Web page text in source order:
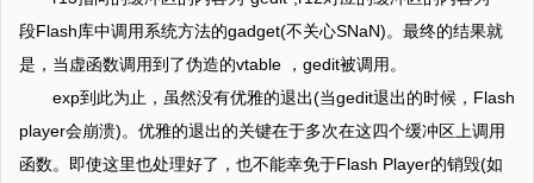
段Flash库中调用系统方法的gadget(不关心SNaN)。最终的结果就
是，当虚函数调用到了伪造的vtable ，gedit被调用。
exp到此为止，虽然没有优雅的退出(当gedit退出的时候，Flash
player会崩溃)。优雅的退出的关键在于多次在这四个缓冲区上调用
函数。即使这里也处理好了，也不能幸免于Flash Player的销毁(如